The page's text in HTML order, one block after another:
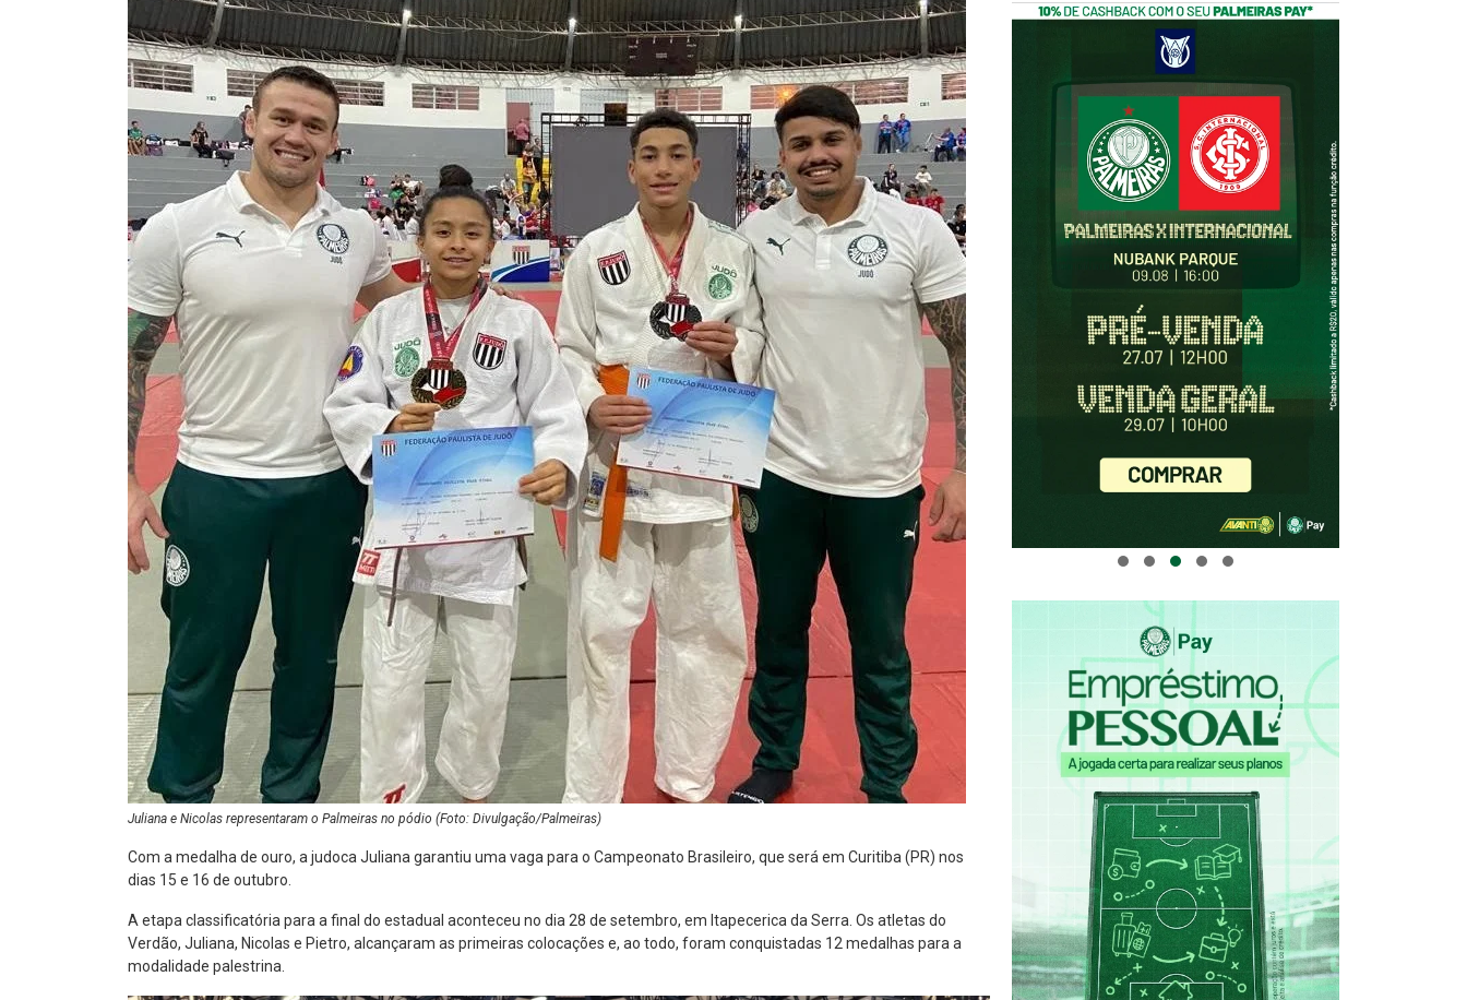
Juliana e Nicolas representaram o Palmeiras no pódio (Foto: Divulgação/Palmeiras)
Com a medalha de ouro, a judoca Juliana garantiu uma vaga para o Campeonato Brasileiro, que será em Curitiba (PR) nos
dias 15 e 16 de outubro.
A etapa classificatória para a final do estadual aconteceu no dia 28 de setembro, em Itapecerica da Serra. Os atletas do
Verdão, Juliana, Nicolas e Pietro, alcançaram as primeiras colocações e, ao todo, foram conquistadas 12 medalhas para a
modalidade palestrina.